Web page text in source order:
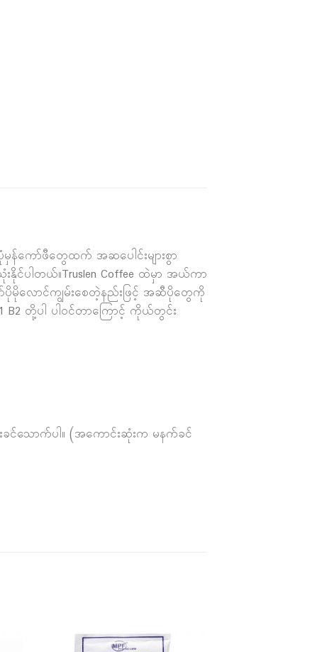
န်ကော်ဖီတွေထက် အဆပေါင်းများစွာ
နိုင်ပါတယ်။Truslen Coffee ထဲမှာ အယ်ကာ
မိုလောင်ကျွမ်းစေတဲ့နည်းဖြင့် အဆီပိုတွေကို
B2 တို့ပါ ပါဝင်တာကြောင့် ကိုယ်တွင်း
ခင်သောက်ပါ။ (အကောင်းဆုံးက မနက်ခင်